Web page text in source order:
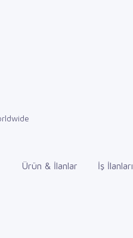
Ürün & İlanlar İş İlanları